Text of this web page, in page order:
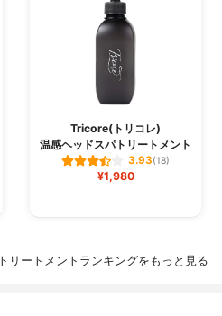
Tricore(トリコレ)
温感ヘッドスパトリートメント
3.93(18)
¥1,980
トリートメントランキングをもっと見る